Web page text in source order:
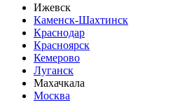
Ижевск
Каменск-Шахтинск
Краснодар
Красноярск
Кемерово
Луганск
Махачкала
Москва